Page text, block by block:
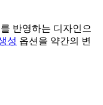
반영하는 디자인으
성 옵션을 약간의 변